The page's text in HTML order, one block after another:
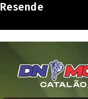
Resende